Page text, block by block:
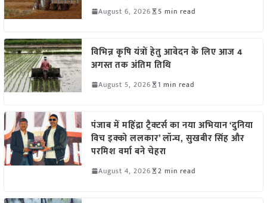
August 6, 2026 5 min read
विभिन्न कृषि यंत्रों हेतु आवेदन के लिए आज 4
अगस्त तक अंतिम तिथि
August 5, 2026 1 min read
पंजाब में महिंद्रा ट्रैक्टर्स का नया अभियान ‘दुनिया
विच इक्को ललकार’ लॉन्च, सुखबीर सिंह और
परमिश वर्मा बने चेहरा
August 4, 2026 2 min read